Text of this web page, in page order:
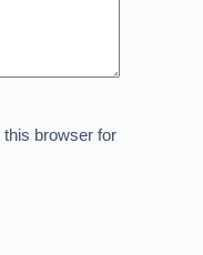
browser for